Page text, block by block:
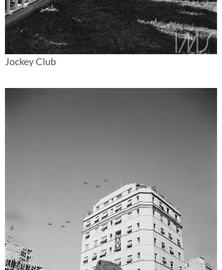
Jockey Club